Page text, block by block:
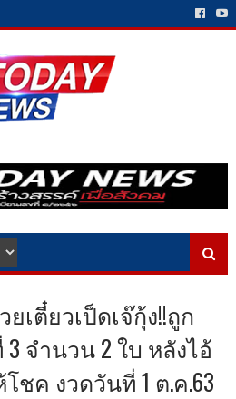
เตี๋ยวเป็ดเจ๊กุ้ง!!ถูก
จำนวน 2 ใบ หลังไอ้
ชค งวดวันที่ 1 ต.ค.63